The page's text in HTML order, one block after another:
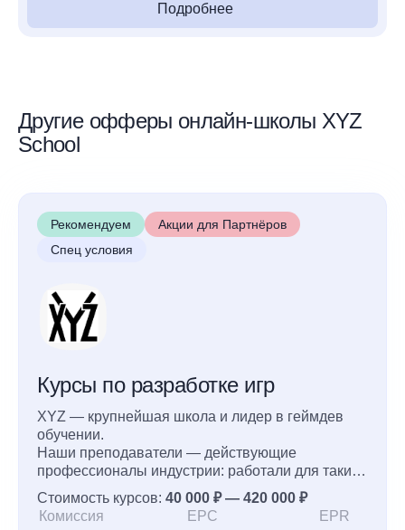
Подробнее
Другие офферы онлайн-школы XYZ
School
Рекомендуем
Акции для Партнёров
Спец условия
Курсы по разработке игр
XYZ — крупнейшая школа и лидер в геймдев
обучении.
Наши преподаватели — действующие
профессионалы индустрии: работали для таких
проектов как Doom, Fortnite и Metro: Exodus.
Стоимость курсов: 40 000 ₽ — 420 000 ₽
Комиссия
EPC EPR